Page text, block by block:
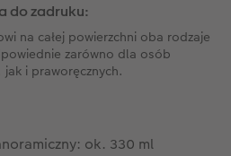
do zadruku:
na całej powierzchni oba rodzaje
zarówno dla osób
jak i praworęcznych.
ok. 330 ml